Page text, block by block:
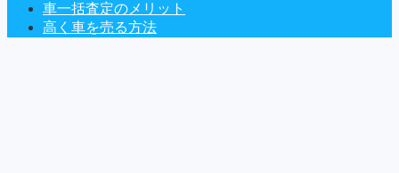
車一括査定のメリット
高く車を売る方法